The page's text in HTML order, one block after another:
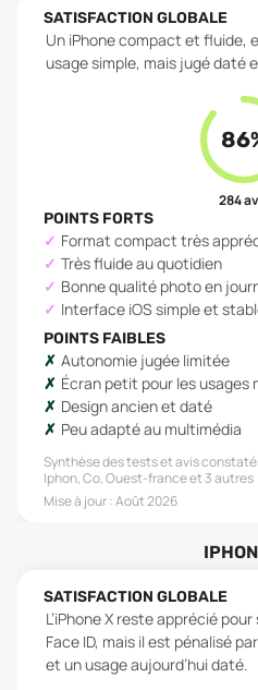
SATISFACTION GLOBALE
Un iPhone compact et fluide,
usage simple, mais jugé daté
86
284
POINTS FORTS
Format compact très
Très fluide au quotidien
Bonne qualité photo en
Interface iOS simple et
POINTS FAIBLES
Autonomie jugée limitée
Écran petit pour les usages
Design ancien et daté
Peu adapté au multimédia
Synthèse des tests et avis
Iphon, Co, Ouest-franceet 3 autres
Mise à jour :Août 2026
SATISFACTION GLOBALE
L’iPhone X reste apprécié
Face ID, mais il est pénalisé
et un usage aujourd’hui daté.